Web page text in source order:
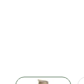
Overige